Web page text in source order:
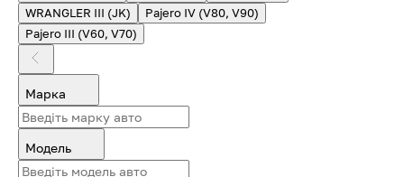
WRANGLER III (JK)
Pajero IV (V80, V90)
Pajero III (V60, V70)
Марка
Модель